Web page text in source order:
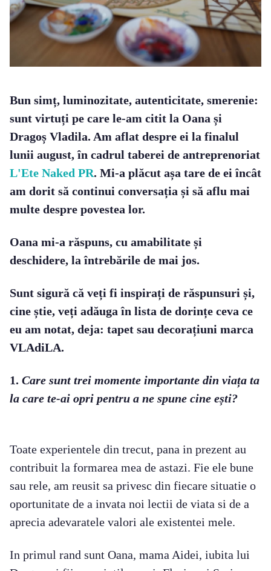
Bun simț, luminozitate, autenticitate, smerenie:
sunt virtuți pe care le-am citit la Oana și
Dragoș Vladila. Am aflat despre ei la finalul
lunii august, în cadrul taberei de antreprenoriat
L'Ete Naked PR. Mi-a plăcut așa tare de ei încât
am dorit să continui conversația și să aflu mai
multe despre povestea lor.
Oana mi-a răspuns, cu amabilitate și
deschidere, la întrebările de mai jos.
Sunt sigură că veți fi inspirați de răspunsuri și,
cine știe, veți adăuga în lista de dorințe ceva ce
eu am notat, deja: tapet sau decorațiuni marca
VLAdiLA.
1. Care sunt trei momente importante din viața ta
la care te-ai opri pentru a ne spune cine ești?
Toate experientele din trecut, pana in prezent au
contribuit la formarea mea de astazi. Fie ele bune
sau rele, am reusit sa privesc din fiecare situatie o
oportunitate de a invata noi lectii de viata si de a
aprecia adevaratele valori ale existentei mele.
In primul rand sunt Oana, mama Aidei, iubita lui